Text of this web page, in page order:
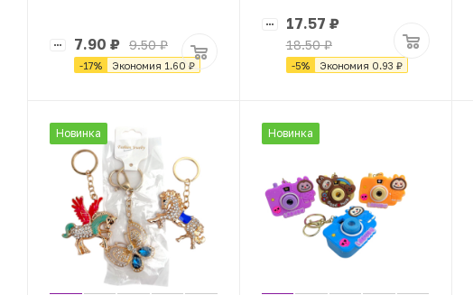
7.90 ₽ 9.50₽
-17% Экономия 1.60 ₽
17.57 ₽
18.50₽
-5% Экономия 0.93 ₽
Новинка Новинка